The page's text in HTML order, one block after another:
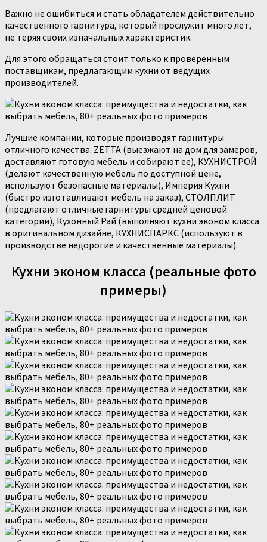
Важно не ошибиться и стать обладателем действительно
качественного гарнитура, который прослужит много лет,
не теряя своих изначальных характеристик.
Для этого обращаться стоит только к проверенным
поставщикам, предлагающим кухни от ведущих
производителей.
Лучшие компании, которые производят гарнитуры
отличного качества: ZETTA (выезжают на дом для замеров,
доставляют готовую мебель и собирают ее), КУХНИСТРОЙ
(делают качественную мебель по доступной цене,
используют безопасные материалы), Империя Кухни
(быстро изготавливают мебель на заказ), СТОЛПЛИТ
(предлагают отличные гарнитуры средней ценовой
категории), Кухонный Рай (выполняют кухни эконом класса
в оригинальном дизайне, КУХНИСПАРКС (используют в
производстве недорогие и качественные материалы).
Кухни эконом класса (реальные фото
примеры)